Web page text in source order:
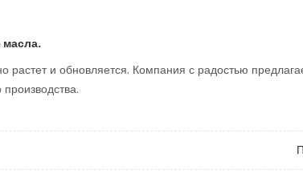
масла.
растет и обновляется. Компания с радостью